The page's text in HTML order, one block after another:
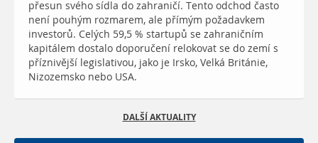
přesun svého sídla do zahraničí. Tento odchod často
není pouhým rozmarem, ale přímým požadavkem
investorů. Celých 59,5 % startupů se zahraničním
kapitálem dostalo doporučení relokovat se do zemí s
příznivější legislativou, jako je Irsko, Velká Británie,
Nizozemsko nebo USA.
DALŠÍ AKTUALITY